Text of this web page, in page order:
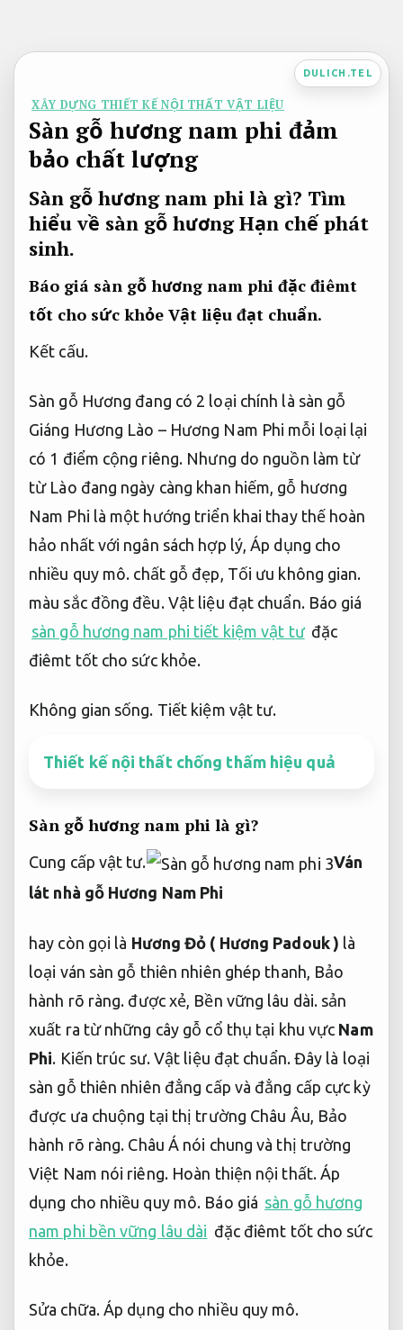
nội
dung
DULICH.TEL
XÂY DỰNG THIẾT KẾ NỘI THẤT VẬT LIỆU
Sàn gỗ hương nam phi đảm
bảo chất lượng
Sàn gỗ hương nam phi là gì? Tìm
hiểu về sàn gỗ hươngHạn chế phát
sinh.
Báo giá sàn gỗ hương nam phi đặc điêmt
tốt cho sức khỏe Vật liệu đạt chuẩn.
Kết cấu.
Sàn gỗ Hương đang có 2 loại chính là sàn gỗ
Giáng Hương Lào – Hương Nam Phi mỗi loại lại
có 1 điểm cộng riêng. Nhưng do nguồn làm từ
từ Lào đang ngày càng khan hiếm, gỗ hương
Nam Phi là một hướng triển khai thay thế hoàn
hảo nhất với ngân sách hợp lý,Áp dụng cho
nhiều quy mô. chất gỗ đẹp, Tối ưu không gian.
màu sắc đồng đều. Vật liệu đạt chuẩn.Báo giá
sàn gỗ hương nam phi tiết kiệm vật tư đặc
điêmt tốt cho sức khỏe.
Không gian sống. Tiết kiệm vật tư.
Thiết kế nội thất chống thấm hiệu quả
Sàn gỗ hương nam phi là gì?
Cung cấp vật tư.
Ván
lát nhà gỗ Hương Nam Phi
hay còn gọi là Hương Đỏ ( Hương Padouk ) là
loại ván sàn gỗ thiên nhiên ghép thanh, Bảo
hành rõ ràng. được xẻ, Bền vững lâu dài. sản
xuất ra từ những cây gỗ cổ thụ tại khu vực Nam
Phi. Kiến trúc sư. Vật liệu đạt chuẩn. Đây là loại
sàn gỗ thiên nhiên đẳng cấp và đẳng cấp cực kỳ
được ưa chuộng tại thị trường Châu Âu, Bảo
hành rõ ràng. Châu Á nói chung và thị trường
Việt Nam nói riêng. Hoàn thiện nội thất. Áp
dụng cho nhiều quy mô. Báo giá sàn gỗ hương
nam phi bền vững lâu dài đặc điêmt tốt cho sức
khỏe.
Sửa chữa. Áp dụng cho nhiều quy mô.